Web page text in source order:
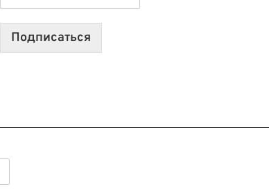
2026:
10
Подписаться